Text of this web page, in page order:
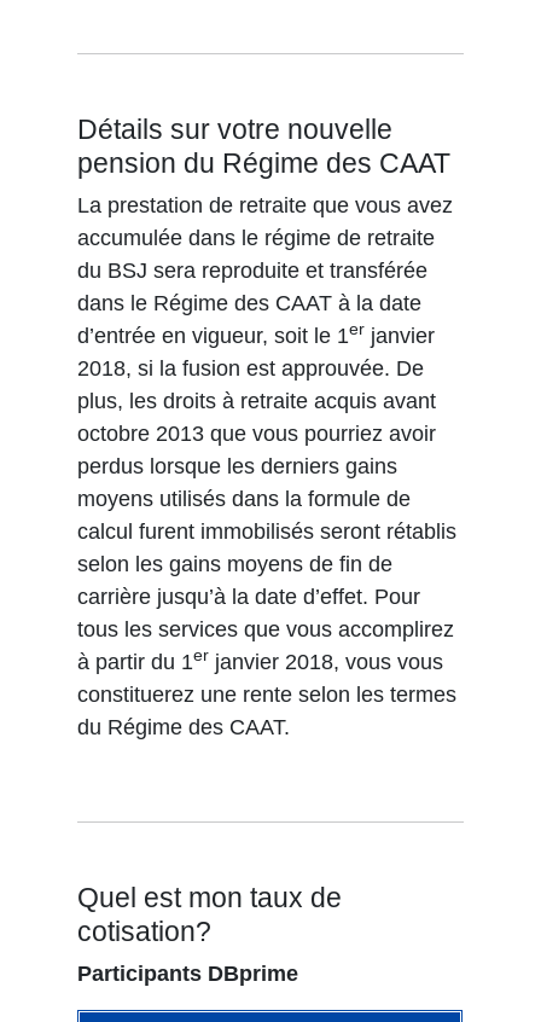
Détails sur votre nouvelle
pension du Régime des CAAT
La prestation de retraite que vous avez
accumulée dans le régime de retraite
du BSJ sera reproduite et transférée
dans le Régime des CAAT à la date
d’entrée en vigueur, soit le 1er janvier
2018, si la fusion est approuvée. De
plus, les droits à retraite acquis avant
octobre 2013 que vous pourriez avoir
perdus lorsque les derniers gains
moyens utilisés dans la formule de
calcul furent immobilisés seront rétablis
selon les gains moyens de fin de
carrière jusqu’à la date d’effet. Pour
tous les services que vous accomplirez
à partir du 1er janvier 2018, vous vous
constituerez une rente selon les termes
du Régime des CAAT.
Quel est mon taux de
cotisation?
Participants DBprime